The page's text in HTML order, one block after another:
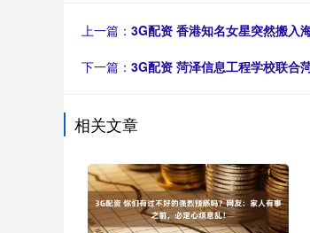
上一篇： 3G配资 香港知名女星突然搬入
下一篇： 3G配资 菏泽信息工程学校联合
相关文章